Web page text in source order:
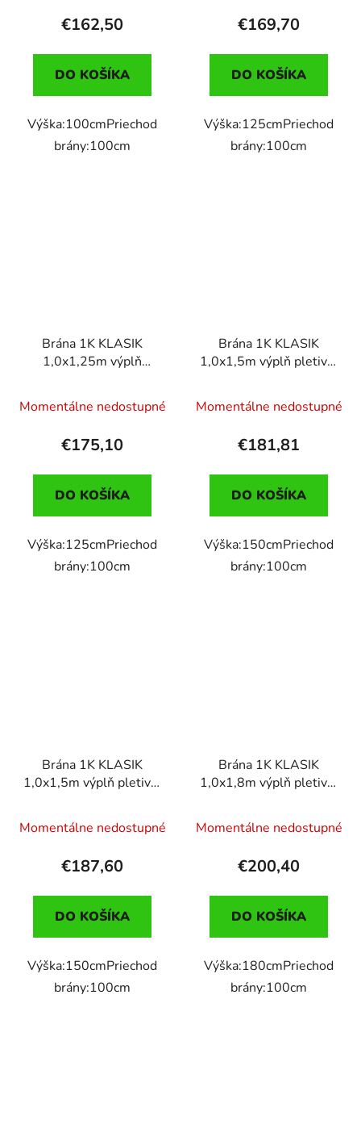
€162,50
DO KOŠÍKA
Výška:100cmPriechod
brány:100cm
€169,70
DO KOŠÍKA
Výška:125cmPriechod
brány:100cm
Brána 1K KLASIK
1,0x1,25m výplň
Momentálne nedostupné
€175,10
DO KOŠÍKA
Výška:125cmPriechod
brány:100cm
Brána 1K KLASIK
1,0x1,5m výplň pletivo,
Momentálne nedostupné
€181,81
DO KOŠÍKA
Výška:150cmPriechod
brány:100cm
Brána 1K KLASIK
1,0x1,5m výplň pletivo,
Momentálne nedostupné
€187,60
DO KOŠÍKA
Výška:150cmPriechod
brány:100cm
Brána 1K KLASIK
1,0x1,8m výplň pletivo,
Momentálne nedostupné
€200,40
DO KOŠÍKA
Výška:180cmPriechod
brány:100cm